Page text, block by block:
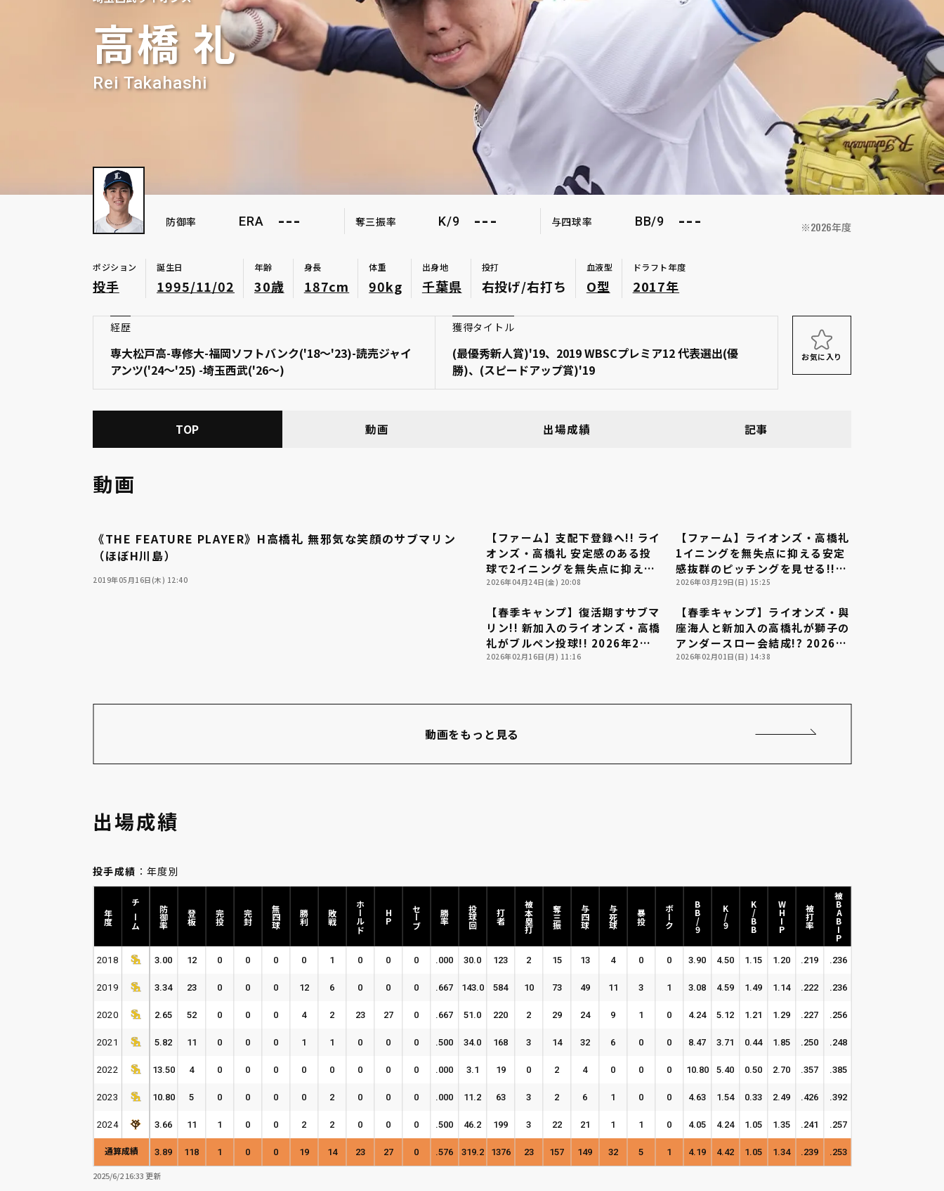
高橋 礼
Rei Takahashi
防御率 ERA --- 奪三振率 K/9 --- 与四球率 BB/9 --- ※2026年度
ポジション
投手
誕生日
1995/11/02
年齢
30歳
身長
187cm
体重
90kg
出身地
千葉県
投打
右投げ/右打ち
血液型
O型
ドラフト年度
2017年
経歴
専大松戸高-専修大-福岡ソフトバンク('18～'23)-読売ジャイ
アンツ('24～'25) -埼玉西武('26～)
獲得タイトル
(最優秀新人賞)'19、2019 WBSCプレミア12 代表選出(優
勝)、(スピードアップ賞)'19
お気に入り
TOP 動画 出場成績 記事
動画
03:02
《THE FEATURE PLAYER》H高橋礼 無邪気な笑顔のサブマリン
（ほぼH川島）
2019年05月16日(木) 12:40
00:30
【ファーム】支配下登録へ!! ライ
オンズ・高橋礼 安定感のある投
球で2イニングを無失点に抑え
る!! 2026年4月24日 埼玉西武ラ
ーズ
2026年04月24日(金) 20:08
00:32
【ファーム】ライオンズ・高橋礼
1イニングを無失点に抑える安定
感抜群のピッチングを見せる!!
2026年3月29日 埼玉西武ライオ
2026年03月29日(日) 15:25
03:40
【春季キャンプ】復活期すサブマ
リン!! 新加入のライオンズ・高橋
礼がブルペン投球!! 2026年2月
16日 埼玉西武ライオンズ
2026年02月16日(月) 11:16
09:20
【春季キャンプ】ライオンズ・與
座海人と新加入の高橋礼が獅子の
アンダースロー会結成!? 2026年
2月1日 埼玉西武ライオンズ
2026年02月01日(日) 14:38
動画をもっと見る
出場成績
投手成績 ：年度別
年度 チーム 防御率 登板 完投 完封 無四球 勝利 敗戦 ホールド HP セーブ 勝率 投球回 打者 被本塁打 奪三振 与四球 与死球 暴投 ボーク BB/9 K/9 K/BB WHIP 被打率 被BABIP
2018 3.00 12 0 0 0 0 1 0 0 0 .000 30.0 123 2 15 13 4 0 0 3.90 4.50 1.15 1.20 .219 .236
2019 3.34 23 0 0 0 12 6 0 0 0 .667 143.0 584 10 73 49 11 3 1 3.08 4.59 1.49 1.14 .222 .236
2020 2.65 52 0 0 0 4 2 23 27 0 .667 51.0 220 2 29 24 9 1 0 4.24 5.12 1.21 1.29 .227 .256
2021 5.82 11 0 0 0 1 1 0 0 0 .500 34.0 168 3 14 32 6 0 0 8.47 3.71 0.44 1.85 .250 .248
2022 13.50 4 0 0 0 0 0 0 0 0 .000 3.1 19 0 2 4 0 0 0 10.80 5.40 0.50 2.70 .357 .385
2023 10.80 5 0 0 0 0 2 0 0 0 .000 11.2 63 3 2 6 1 0 0 4.63 1.54 0.33 2.49 .426 .392
2024 3.66 11 1 0 0 2 2 0 0 0 .500 46.2 199 3 22 21 1 1 0 4.05 4.24 1.05 1.35 .241 .257
通算成績 3.89 118 1 0 0 19 14 23 27 0 .576 319.2 1376 23 157 149 32 5 1 4.19 4.42 1.05 1.34 .239 .253
2025/6/2 16:33 更新